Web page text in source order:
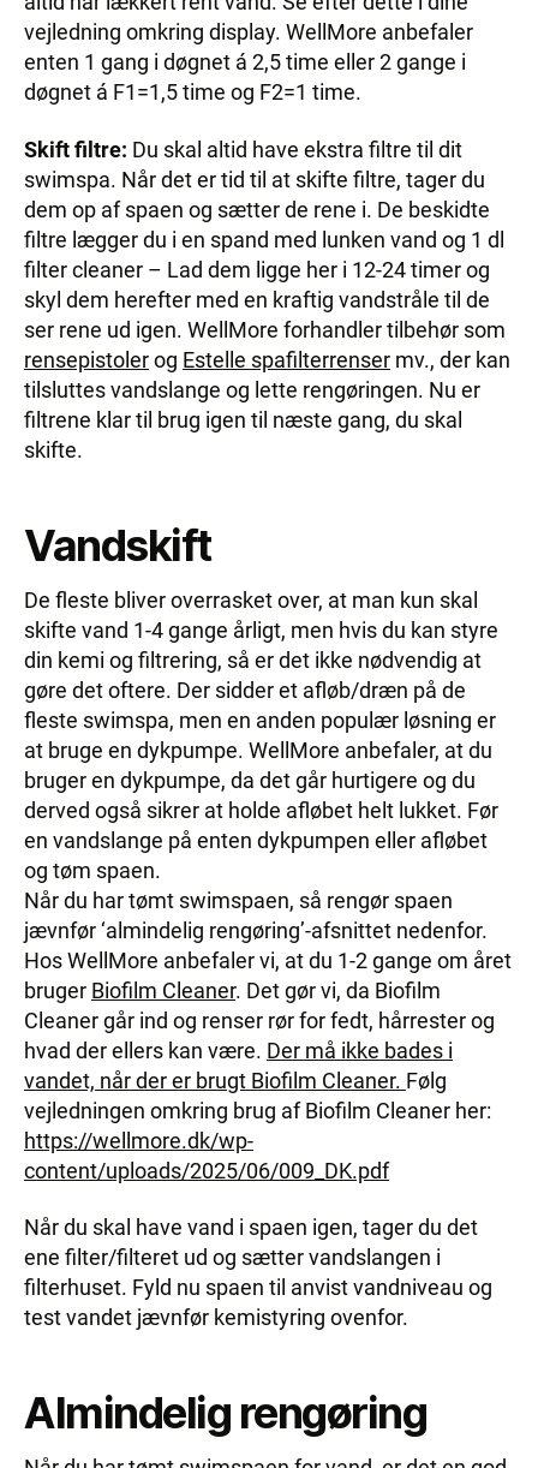
vejledning omkring display. WellMore anbefaler
enten 1 gang i døgnet á 2,5 time eller 2 gange i
døgnet á F1=1,5 time og F2=1 time.
Skift filtre: Du skal altid have ekstra filtre til dit
swimspa. Når det er tid til at skifte filtre, tager du
dem op af spaen og sætter de rene i. De beskidte
filtre lægger du i en spand med lunken vand og 1 dl
filter cleaner – Lad dem ligge her i 12-24 timer og
skyl dem herefter med en kraftig vandstråle til de
ser rene ud igen. WellMore forhandler tilbehør som
rensepistolerog Estelle spafilterrenser mv., der kan
tilsluttes vandslange og lette rengøringen. Nu er
filtrene klar til brug igen til næste gang, du skal
skifte.
Vandskift
De fleste bliver overrasket over, at man kun skal
skifte vand 1-4 gange årligt, men hvis du kan styre
din kemi og filtrering, så er det ikke nødvendig at
gøre det oftere. Der sidder et afløb/dræn på de
fleste swimspa, men en anden populær løsning er
at bruge en dykpumpe. WellMore anbefaler, at du
bruger en dykpumpe, da det går hurtigere og du
derved også sikrer at holde afløbet helt lukket. Før
en vandslange på enten dykpumpen eller afløbet
og tøm spaen.
Når du har tømt swimspaen, så rengør spaen
jævnfør ‘almindelig rengøring’-afsnittet nedenfor.
Hos WellMore anbefaler vi, at du 1-2 gange om året
bruger Biofilm Cleaner. Det gør vi, da Biofilm
Cleaner går ind og renser rør for fedt, hårrester og
hvad der ellers kan være. Der må ikke bades i
vandet, når der er brugt Biofilm Cleaner. Følg
vejledningen omkring brug af Biofilm Cleaner her:
https://wellmore.dk/wp-
content/uploads/2025/06/009_DK.pdf
Når du skal have vand i spaen igen, tager du det
ene filter/filteret ud og sætter vandslangen i
filterhuset. Fyld nu spaen til anvist vandniveau og
test vandet jævnfør kemistyring ovenfor.
Almindelig rengøring